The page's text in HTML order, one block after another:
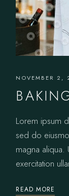
NOVEMBER 2,
Lorem ipsum
sed do
magna aliqua.
exercitation
READ MORE